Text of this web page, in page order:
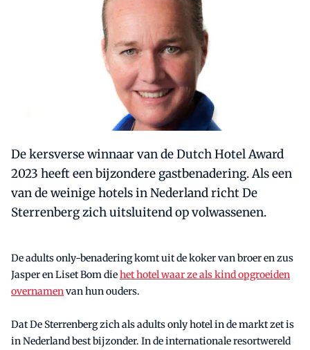
De kersverse winnaar van de Dutch Hotel Award
2023 heeft een bijzondere gastbenadering. Als een
van de weinige hotels in Nederland richt De
Sterrenberg zich uitsluitend op volwassenen.
De adults only-benadering komt uit de koker van broer en zus
Jasper en Liset Bom diehet hotel waar ze als kind opgroeiden
overnamenvan hun ouders.
Dat De Sterrenberg zich als adults only hotel in de markt zet is
in Nederland best bijzonder. In de internationale resortwereld